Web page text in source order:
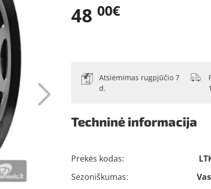
48 00€
Atsiėmimas rugpjūčio 7
d.
Techninė informacija
Prekės kodas:
Sezoniškumas: